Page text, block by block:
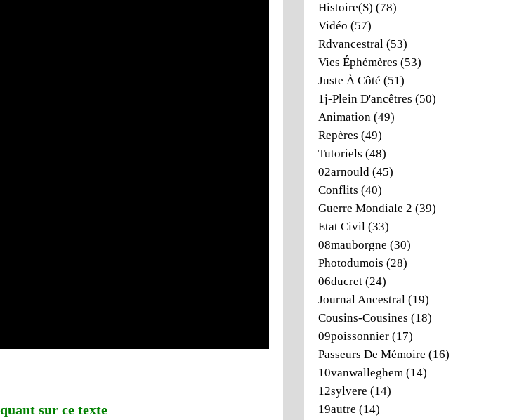
sur ce texte
Histoire(s) (78)
Vidéo (57)
Rdvancestral (53)
Vies Éphémères (53)
Juste À Côté (51)
1j-Plein D'ancêtres (50)
Animation (49)
Repères (49)
Tutoriels (48)
02arnould (45)
Conflits (40)
Guerre Mondiale 2 (39)
Etat Civil (33)
08mauborgne (30)
Photodumois (28)
06ducret (24)
Journal Ancestral (19)
Cousins-Cousines (18)
09poissonnier (17)
Passeurs De Mémoire (16)
10vanwalleghem (14)
12sylvere (14)
19autre (14)